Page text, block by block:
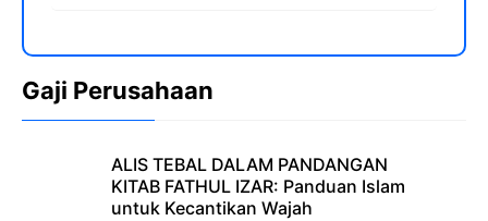
Gaji Perusahaan
ALIS TEBAL DALAM PANDANGAN
KITAB FATHUL IZAR: Panduan Islam
untuk Kecantikan Wajah